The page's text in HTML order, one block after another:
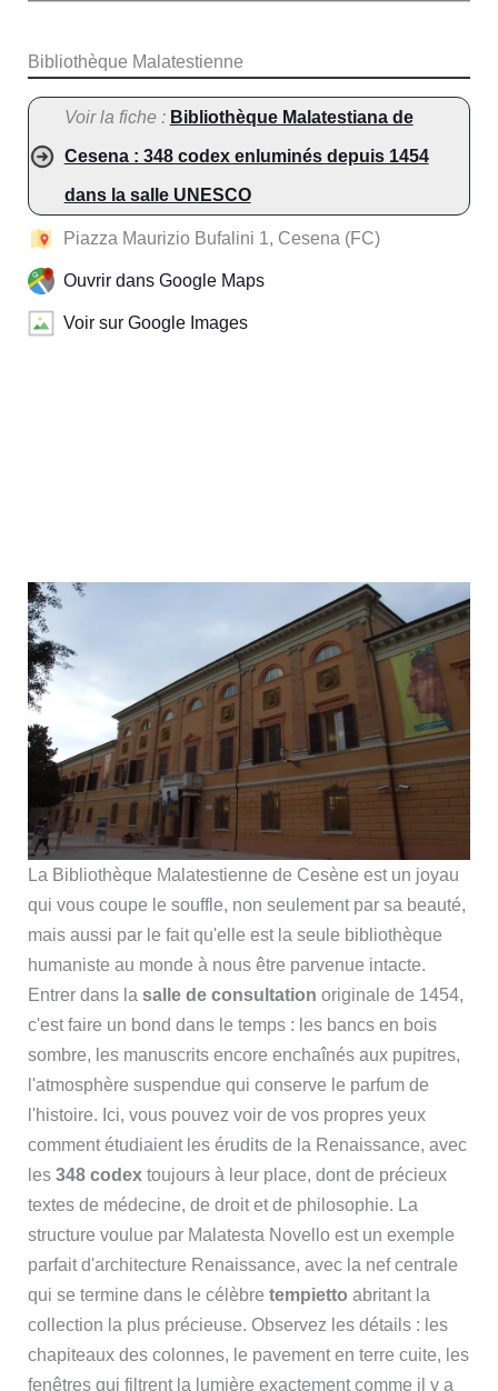
Bibliothèque Malatestienne
Voir la fiche : Bibliothèque Malatestiana de
Cesena : 348 codex enluminés depuis 1454
dans la salle UNESCO
Piazza Maurizio Bufalini 1, Cesena (FC)
Ouvrir dans Google Maps
Voir sur Google Images
La Bibliothèque Malatestienne de Cesène est un joyau
qui vous coupe le souffle, non seulement par sa beauté,
mais aussi par le fait qu'elle est la seule bibliothèque
humaniste au monde à nous être parvenue intacte.
Entrer dans la salle de consultation originale de 1454,
c'est faire un bond dans le temps : les bancs en bois
sombre, les manuscrits encore enchaînés aux pupitres,
l'atmosphère suspendue qui conserve le parfum de
l'histoire. Ici, vous pouvez voir de vos propres yeux
comment étudiaient les érudits de la Renaissance, avec
les 348 codextoujours à leur place, dont de précieux
textes de médecine, de droit et de philosophie. La
structure voulue par Malatesta Novello est un exemple
parfait d'architecture Renaissance, avec la nef centrale
qui se termine dans le célèbre tempietto abritant la
collection la plus précieuse. Observez les détails : les
chapiteaux des colonnes, le pavement en terre cuite, les
fenêtres qui filtrent la lumière exactement comme il y a